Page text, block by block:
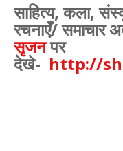
साहित्य,कला,
रचनाएँ/ समाचार
सृजनपर
देखे- http://